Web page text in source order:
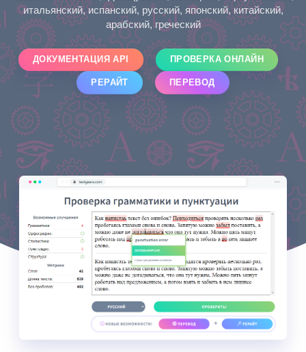
итальянский, испанский, русский, японский, китайский,
арабский, греческий
ДОКУМЕНТАЦИЯ API ПРОВЕРКА ОНЛАЙН
РЕРАЙТ ПЕРЕВОД